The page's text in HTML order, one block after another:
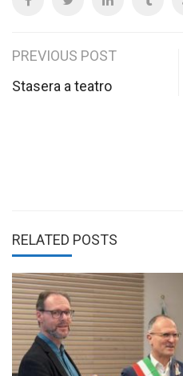
Post
navigation
PREVIOUS POST
Stasera a teatro
RELATED POSTS